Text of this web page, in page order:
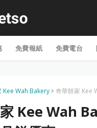
免費報紙 免費電台
Kee Wah Bakery 奇華餅家 Kee
Kee Wah